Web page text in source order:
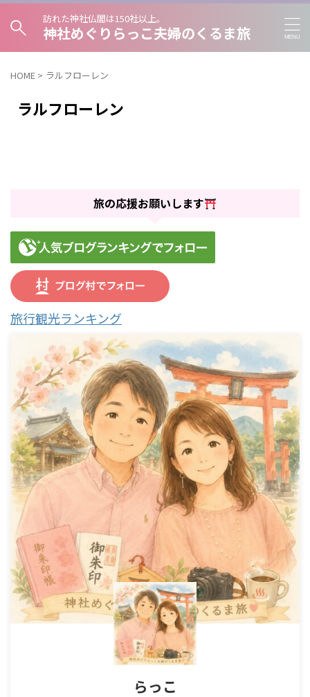
訪れた神社仏閣は150社以上。
神社めぐりらっこ夫婦のくるま旅
HOME > ラルフローレン
ラルフローレン
旅の応援お願いします
旅行観光ランキング
らっこ